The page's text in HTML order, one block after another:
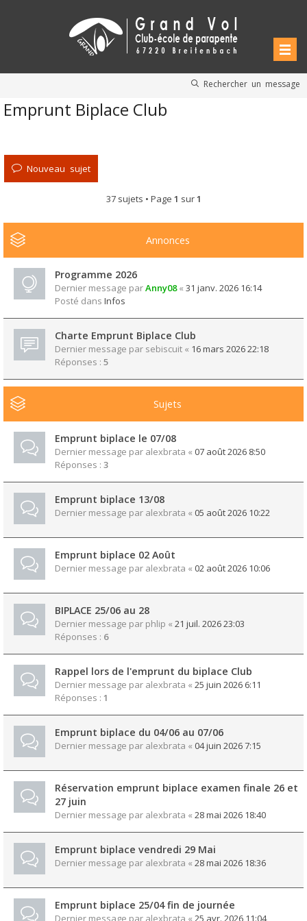
Rechercher un message
Emprunt Biplace Club
Nouveau sujet
37 sujets • Page 1 sur1
Annonces
Programme 2026
Dernier message parAnny08« 31 janv. 2026 16:14
Posté dans Infos
Charte Emprunt Biplace Club
Dernier message par sebiscuit « 16 mars 2026 22:18
Réponses : 5
Sujets
Emprunt biplace le 07/08
Dernier message par alexbrata « 07 août 2026 8:50
Réponses : 3
Emprunt biplace 13/08
Dernier message par alexbrata « 05 août 2026 10:22
Emprunt biplace 02 Août
Dernier message par alexbrata « 02 août 2026 10:06
BIPLACE 25/06 au 28
Dernier message par phlip « 21 juil. 2026 23:03
Réponses : 6
Rappel lors de l'emprunt du biplace Club
Dernier message par alexbrata « 25 juin 2026 6:11
Réponses : 1
Emprunt biplace du 04/06 au 07/06
Dernier message par alexbrata « 04 juin 2026 7:15
Réservation emprunt biplace examen finale 26 et
27 juin
Dernier message par alexbrata « 28 mai 2026 18:40
Emprunt biplace vendredi 29 Mai
Dernier message par alexbrata « 28 mai 2026 18:36
Emprunt biplace 25/04 fin de journée
Dernier message par alexbrata « 25 avr. 2026 11:04